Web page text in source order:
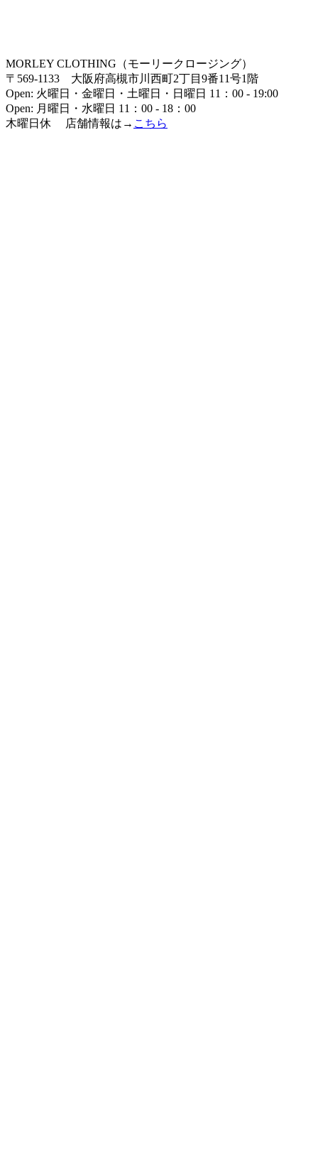
MORLEY CLOTHING（モーリークロージング）
〒569-1133 大阪府高槻市川西町2丁目9番11号1階
Open: 火曜日・金曜日・土曜日・日曜日 11：00 - 19:00
Open: 月曜日・水曜日 11：00 - 18：00
木曜日休 店舗情報は→ こちら